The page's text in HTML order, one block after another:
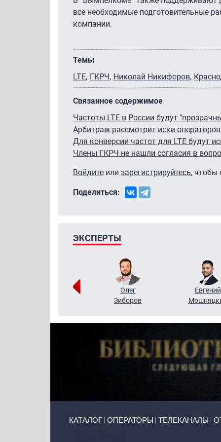
все необходимые подготовительные
компании.
Темы
LTE ГКРЧ Николай Никифоров
Связанное содержимое
Частоты LTE в России будут
Арбитраж рассмотрит иски
Для конверсии частот для LTE будут
Члены ГКРЧ не нашли согласия в
Войдите или зарегистрируйтесь, чтобы
Поделиться:
ЭКСПЕРТЫ
Олег
Зиборов
Евгений
КАТАЛОГ ОПЕРАТОРЫ ТЕЛЕКАНАЛЫ